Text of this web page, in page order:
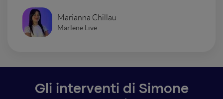
Marianna Chillau
Marlene Live
Gli interventi di Simone